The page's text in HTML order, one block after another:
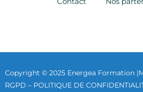
Copyright © 2025 Energea Formation |
RGPD – POLITIQUE DE